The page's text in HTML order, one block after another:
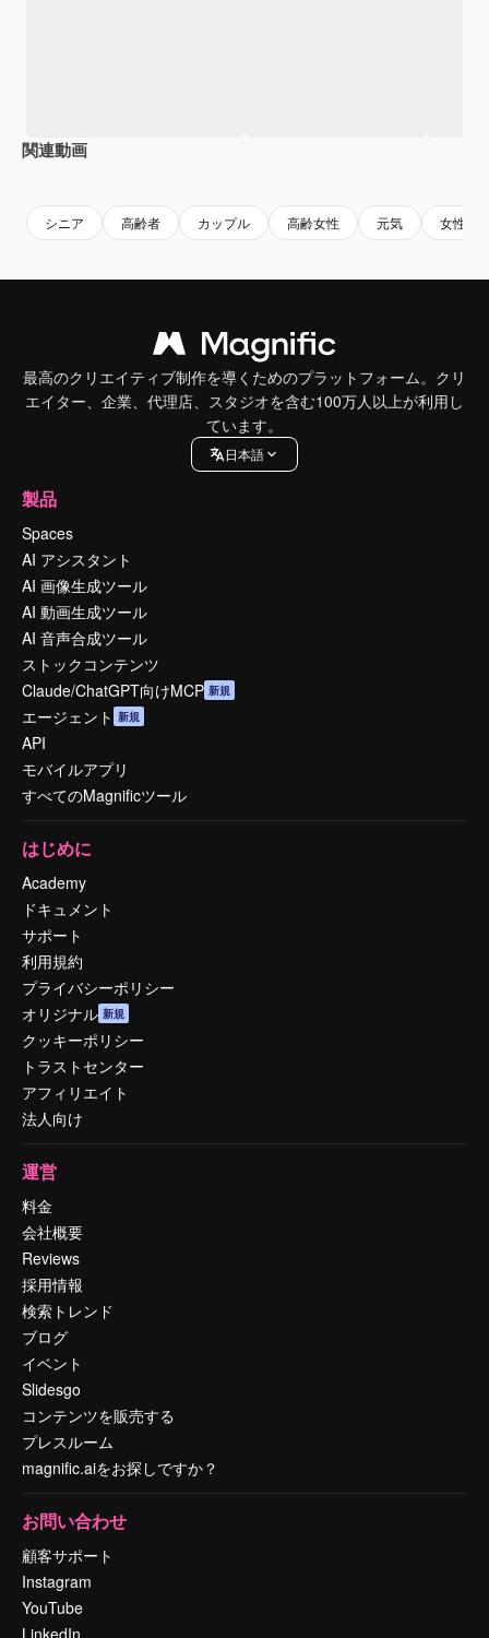
関連動画
シニア 高齢者 カップル 高齢女性 元気 女性
最高のクリエイティブ制作を導くためのプラットフォーム。クリ
エイター、企業、代理店、スタジオを含む100万人以上が利用し
ています。
日本語
製品
Spaces
AI アシスタント
AI 画像生成ツール
AI 動画生成ツール
AI 音声合成ツール
ストックコンテンツ
Claude/ChatGPT向けMCP 新規
エージェント 新規
API
モバイルアプリ
すべてのMagnificツール
はじめに
Academy
ドキュメント
サポート
利用規約
プライバシーポリシー
オリジナル 新規
クッキーポリシー
トラストセンター
アフィリエイト
法人向け
運営
料金
会社概要
Reviews
採用情報
検索トレンド
ブログ
イベント
Slidesgo
コンテンツを販売する
プレスルーム
magnific.aiをお探しですか？
お問い合わせ
顧客サポート
Instagram
YouTube
LinkedIn